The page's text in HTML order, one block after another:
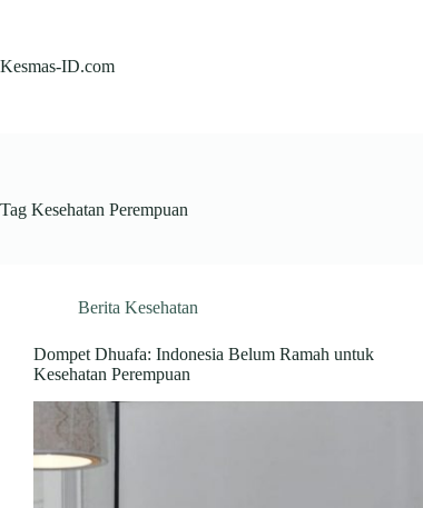
Kesmas-ID.com
Tag Kesehatan Perempuan
Berita Kesehatan
Dompet Dhuafa: Indonesia Belum Ramah untuk
Kesehatan Perempuan